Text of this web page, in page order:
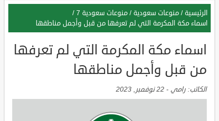
الرئيسية / منوعات سعودية / منوعات سعودية 7
/
اسماء مكة المكرمة التي لم تعرفها من قبل وأجمل مناطقها
اسماء مكة المكرمة التي لم تعرفها
من قبل وأجمل مناطقها
الكاتب: رامي - 22 نوفمبر, 2023